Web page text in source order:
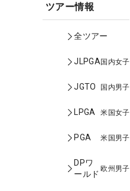
ツアー情報
全ツアー
JLPGA国内女子
JGTO 国内男子
LPGA 米国女子
PGA 米国男子
DPワ
ールド
欧州男子